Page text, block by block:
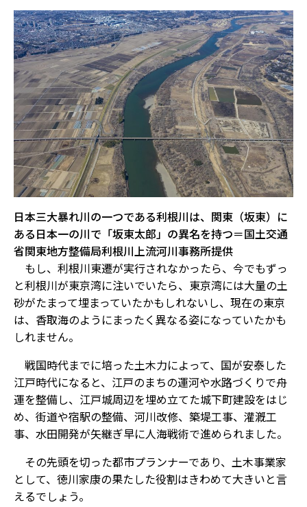
日本三大暴れ川の一つである利根川は、関東（坂東）に
ある日本一の川で「坂東太郎」の異名を持つ＝国土交通
省関東地方整備局利根川上流河川事務所提供
もし、利根川東遷が実行されなかったら、今でもずっ
と利根川が東京湾に注いでいたら、東京湾には大量の土
砂がたまって埋まっていたかもしれないし、現在の東京
は、香取海のようにまったく異なる姿になっていたかも
しれません。
戦国時代までに培った土木力によって、国が安泰した
江戸時代になると、江戸のまちの運河や水路づくりで舟
運を整備し、江戸城周辺を埋め立てた城下町建設をはじ
め、街道や宿駅の整備、河川改修、築堤工事、灌漑工
事、水田開発が矢継ぎ早に人海戦術で進められました。
その先頭を切った都市プランナーであり、土木事業家
として、徳川家康の果たした役割はきわめて大きいと言
えるでしょう。